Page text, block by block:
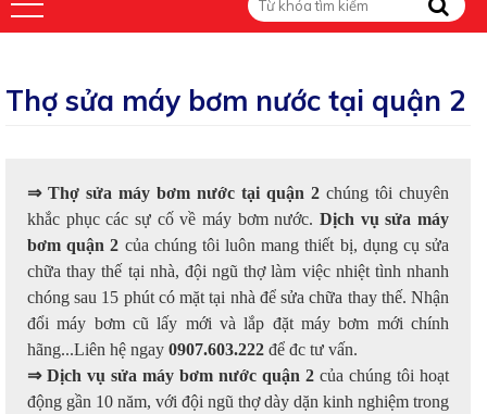
Thợ sửa máy bơm nước tại quận 2
⇒ Thợ sửa máy bơm nước tại quận 2 chúng tôi chuyên
khắc phục các sự cố về máy bơm nước. Dịch vụ sửa máy
bơm quận 2 của chúng tôi luôn mang thiết bị, dụng cụ sửa
chữa thay thế tại nhà, đội ngũ thợ làm việc nhiệt tình nhanh
chóng sau 15 phút có mặt tại nhà để sửa chữa thay thế. Nhận
đổi máy bơm cũ lấy mới và lắp đặt máy bơm mới chính
hãng...Liên hệ ngay 0907.603.222 để đc tư vấn.
⇒ Dịch vụ sửa máy bơm nước quận 2 của chúng tôi hoạt
động gần 10 năm, với đội ngũ thợ dày dặn kinh nghiệm trong